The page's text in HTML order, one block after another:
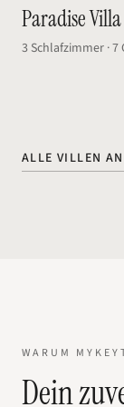
Paradise
3 Schlafzimmer ·7
ALLE VILLEN
WARUM
Dein